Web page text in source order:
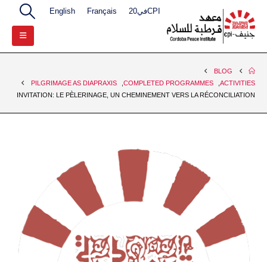
CPIفي20 Français
English
BLOG
ACTIVITIES
COMPLETED PROGRAMMES
PILGRIMAGE AS DIAPRAXIS
INVITATION: LE PÈLERINAGE, UN CHEMINEMENT VERS LA RÉCONCILIATION